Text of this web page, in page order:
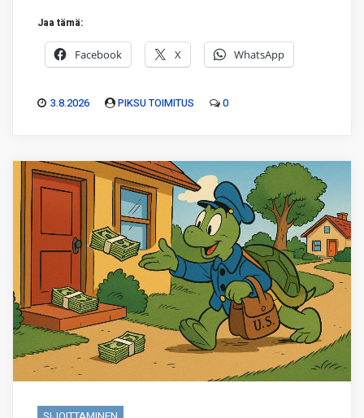
Jaa tämä:
Facebook X WhatsApp
3.8.2026 PIKSU TOIMITUS 0